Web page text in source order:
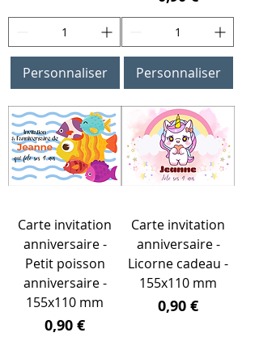
Personnaliser Personnaliser
Carte invitation
anniversaire -
Petit poisson
anniversaire -
155x110 mm
Prix
0,90 €
Carte invitation
anniversaire -
Licorne cadeau -
155x110 mm
Prix
0,90 €